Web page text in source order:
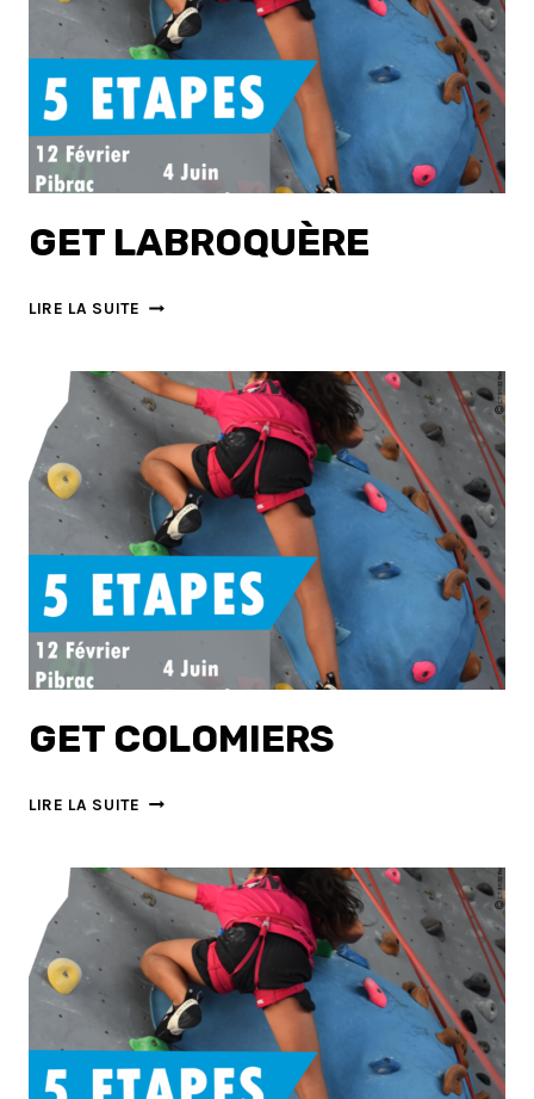
GET LABROQUÈRE
LIRE LA SUITE GET
GET COLOMIERS
LIRE LA SUITE GET